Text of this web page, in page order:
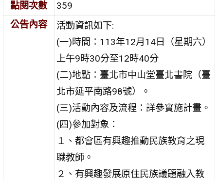
點閱次數
359
公告內容
活動資訊如下:
(一)時間：113年12月14日（星期六）
上午9時30分至12時40分
(二)地點：臺北市中山堂臺北書院（臺
北市延平南路98號）。
(三)活動內容及流程：詳參實施計畫。
(四)參加對象：
１、都會區有興趣推動民族教育之現
職教師。
２、有興趣發展原住民族議題融入教